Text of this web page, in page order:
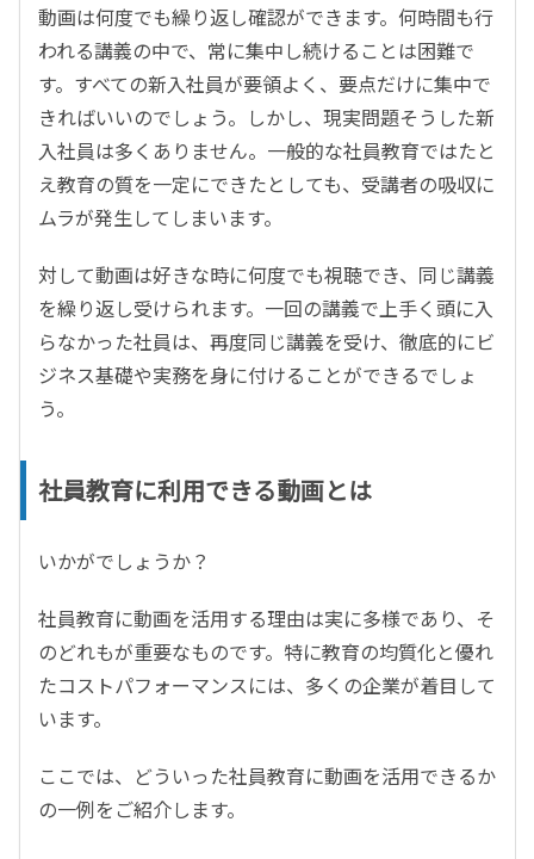
動画は何度でも繰り返し確認ができます。何時間も行
われる講義の中で、常に集中し続けることは困難で
す。すべての新入社員が要領よく、要点だけに集中で
きればいいのでしょう。しかし、現実問題そうした新
入社員は多くありません。一般的な社員教育ではたと
え教育の質を一定にできたとしても、受講者の吸収に
ムラが発生してしまいます。
対して動画は好きな時に何度でも視聴でき、同じ講義
を繰り返し受けられます。一回の講義で上手く頭に入
らなかった社員は、再度同じ講義を受け、徹底的にビ
ジネス基礎や実務を身に付けることができるでしょ
う。
社員教育に利用できる動画とは
いかがでしょうか？
社員教育に動画を活用する理由は実に多様であり、そ
のどれもが重要なものです。特に教育の均質化と優れ
たコストパフォーマンスには、多くの企業が着目して
います。
ここでは、どういった社員教育に動画を活用できるか
の一例をご紹介します。